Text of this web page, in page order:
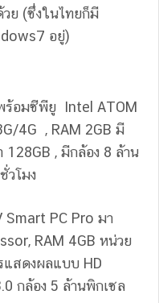
ย (ซึ่งในไทยก็มี
อยู่)
ร้อมซีพียู Intel ATOM
4G , RAM 2GB มี
, มีกล้อง 8 ล้าน
วโมง
Smart PC Pro มา
RAM 4GB หน่วย
แสดงผลแบบ HD
กล้อง 5 ล้านพิกเซล